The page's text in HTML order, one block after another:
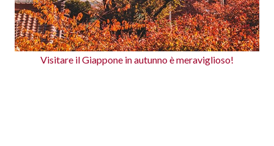
Visitare il Giappone in autunno è meraviglioso!